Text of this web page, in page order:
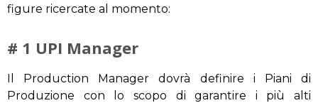
figure ricercate al momento:
# 1 UPI Manager
Il Production Manager dovrà definire i Piani di
Produzione con lo scopo di garantire i più alti